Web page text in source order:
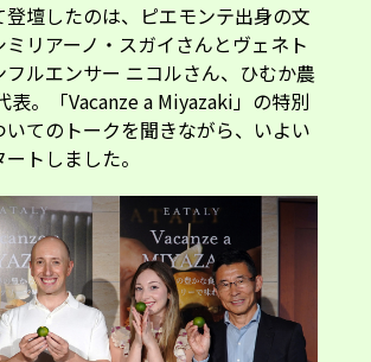
登壇したのは、ピエモンテ出身の文
リアーノ・スガイさんとヴェネト
ルエンサー ニコルさん、ひむか農
表。「Vacanze a Miyazaki」の特別
いてのトークを聞きながら、いよい
トしました。